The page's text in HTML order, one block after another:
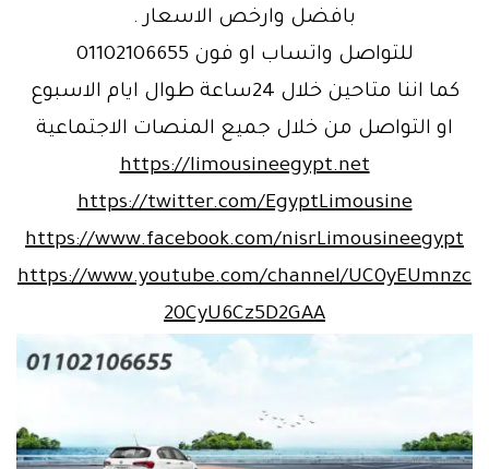
بافضل وارخص الاسعار .
للتواصل واتساب او فون 01102106655
كما اننا متاحين خلال 24ساعة طوال ايام الاسبوع
او التواصل من خلال جميع المنصات الاجتماعية
https://limousineegypt.net
https://twitter.com/EgyptLimousine
https://www.facebook.com/nisrLimousineegypt
https://www.youtube.com/channel/UC0yEUmnzc
20CyU6Cz5D2GAA